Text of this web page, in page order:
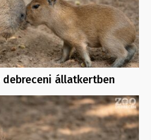
állatkertben